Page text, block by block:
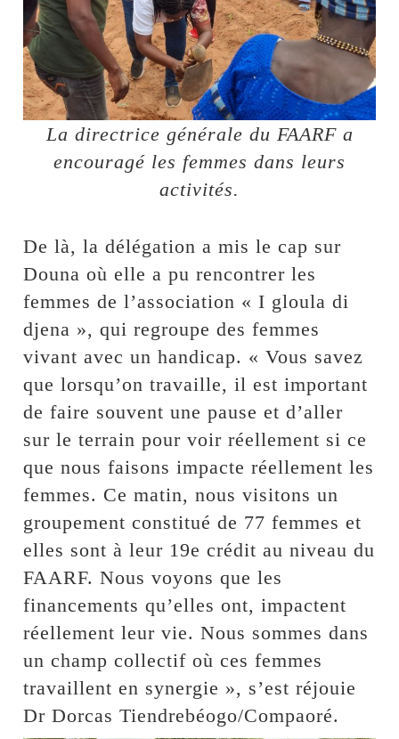
La directrice générale du FAARF a
encouragé les femmes dans leurs
activités.
De là, la délégation a mis le cap sur
Douna où elle a pu rencontrer les
femmes de l’association « I gloula di
djena », qui regroupe des femmes
vivant avec un handicap. « Vous savez
que lorsqu’on travaille, il est important
de faire souvent une pause et d’aller
sur le terrain pour voir réellement si ce
que nous faisons impacte réellement les
femmes. Ce matin, nous visitons un
groupement constitué de 77 femmes et
elles sont à leur 19e crédit au niveau du
FAARF. Nous voyons que les
financements qu’elles ont, impactent
réellement leur vie. Nous sommes dans
un champ collectif où ces femmes
travaillent en synergie », s’est réjouie
Dr Dorcas Tiendrebéogo/Compaoré.